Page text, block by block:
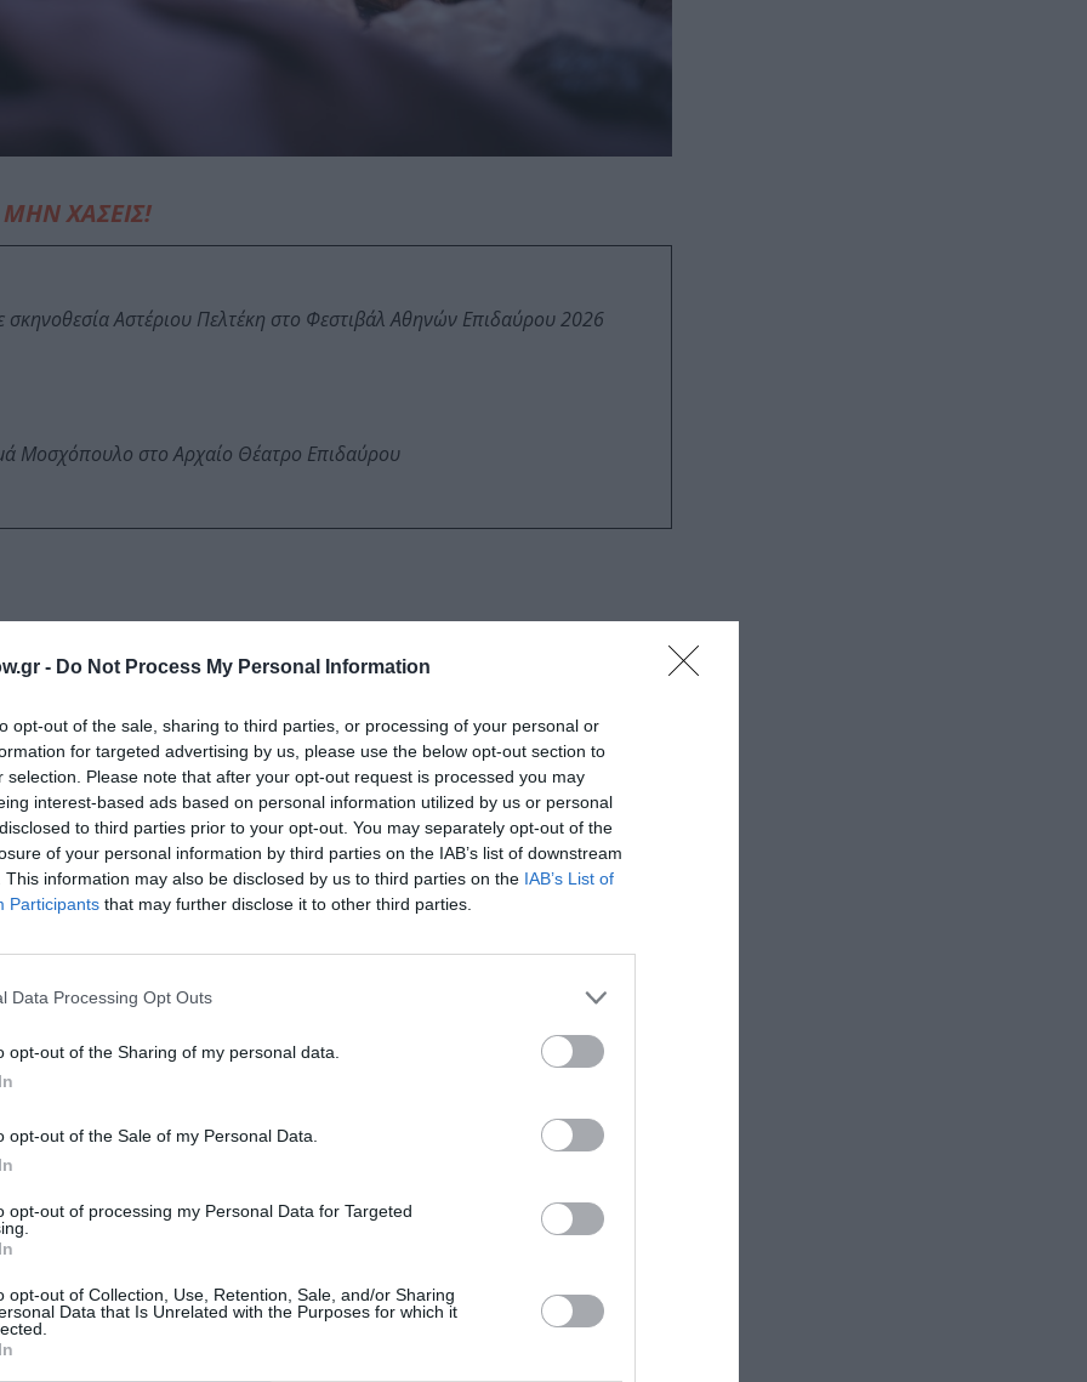
- Do Not Process My Personal Information
opt-out of the sale, sharing to third parties, or processing of your personal or
for targeted advertising by us, please use the below opt-out section to
selection. Please note that after your opt-out request is processed you may
interest-based ads based on personal information utilized by us or personal
to third parties prior to your opt-out. You may separately opt-out of the
of your personal information by third parties on the IAB’s list of downstream
This information may also be disclosed by us to third parties on the IAB’s List of
Participants that may further disclose it to other third parties.
Data Processing Opt Outs
opt-out of the Sharing of my personal data.
opt-out of the Sale of my Personal Data.
opt-out of processing my Personal Data for Targeted
opt-out of Collection, Use, Retention, Sale, and/or Sharing
Data that Is Unrelated with the Purposes for which it
ΜΗΝ ΧΑΣΕΙΣ!
σκηνοθεσία Αστέριου Πελτέκη στο Φεστιβάλ Αθηνών Επιδαύρου 2026
Μοσχόπουλο στο Αρχαίο Θέατρο Επιδαύρου
Δανάη Τζεννέτογλου
Μαρία Προϊστάκη, Φανή Παναγιωτίδου, Αιλιάνα
Θέατρο του Νέου Κόσμου – Κεντρική Σκηνή, Αντισθένους 7 &
Θαρύπου, Αθήνα